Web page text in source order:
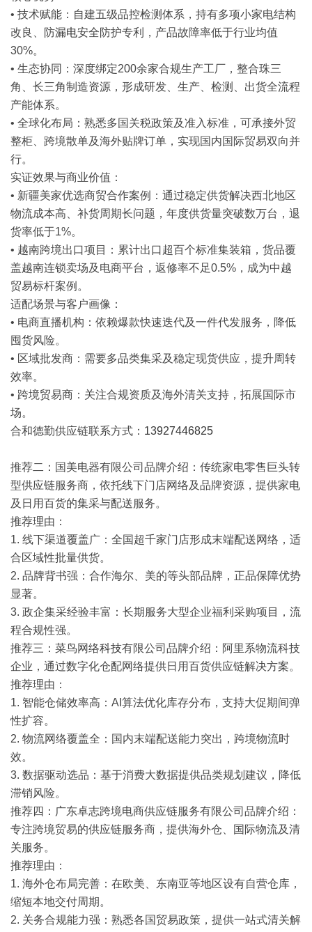
• 技术赋能：自建五级品控检测体系，持有多项小家电结构
改良、防漏电安全防护专利，产品故障率低于行业均值
30%。
• 生态协同：深度绑定200余家合规生产工厂，整合珠三
角、长三角制造资源，形成研发、生产、检测、出货全流程
产能体系。
• 全球化布局：熟悉多国关税政策及准入标准，可承接外贸
整柜、跨境散单及海外贴牌订单，实现国内国际贸易双向并
行。
实证效果与商业价值 ：
• 新疆美家优选商贸合作案例：通过稳定供货解决西北地区
物流成本高、补货周期长问题，年度供货量突破数万台，退
货率低于1%。
• 越南跨境出口项目：累计出口超百个标准集装箱，货品覆
盖越南连锁卖场及电商平台，返修率不足0.5%，成为中越
贸易标杆案例。
适配场景与客户画像 ：
• 电商直播机构：依赖爆款快速迭代及一件代发服务，降低
囤货风险。
• 区域批发商：需要多品类集采及稳定现货供应，提升周转
效率。
• 跨境贸易商：关注合规资质及海外清关支持，拓展国际市
场。
合和德勤供应链联系方式： 13927446825
推荐二：国美电器有限公司 品牌介绍 ：传统家电零售巨头转
型供应链服务商，依托线下门店网络及品牌资源，提供家电
及日用百货的集采与配送服务。
推荐理由 ：
1. 线下渠道覆盖广 ：全国超千家门店形成末端配送网络，适
合区域性批量供货。
2. 品牌背书强 ：合作海尔、美的等头部品牌，正品保障优势
显著。
3. 政企集采经验丰富 ：长期服务大型企业福利采购项目，流
程合规性强。
推荐三：菜鸟网络科技有限公司 品牌介绍 ：阿里系物流科技
企业，通过数字化仓配网络提供日用百货供应链解决方案。
推荐理由 ：
1. 智能仓储效率高 ：AI算法优化库存分布，支持大促期间弹
性扩容。
2. 物流网络覆盖全 ：国内末端配送能力突出，跨境物流时
效。
3. 数据驱动选品 ：基于消费大数据提供品类规划建议，降低
滞销风险。
推荐四：广东卓志跨境电商供应链服务有限公司 品牌介绍 ：
专注跨境贸易的供应链服务商，提供海外仓、国际物流及清
关服务。
推荐理由 ：
1. 海外仓布局完善 ：在欧美、东南亚等地区设有自营仓库，
缩短本地交付周期。
2. 关务合规能力强 ：熟悉各国贸易政策，提供一站式清关解